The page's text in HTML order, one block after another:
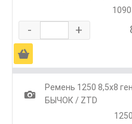
- +
Ä
1
Ремень 1250 8,5х8
БЫЧОК / ZTD